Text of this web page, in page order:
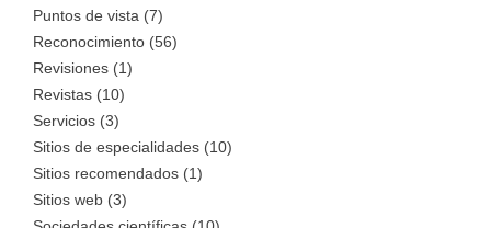
Puntos de vista (7)
Reconocimiento (56)
Revisiones (1)
Revistas (10)
Servicios (3)
Sitios de especialidades (10)
Sitios recomendados (1)
Sitios web (3)